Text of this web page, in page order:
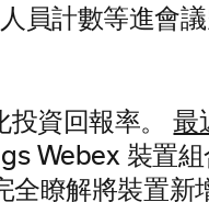
員計數等進會
投資回報率。最
Webex 裝置組
全瞭解將裝置新